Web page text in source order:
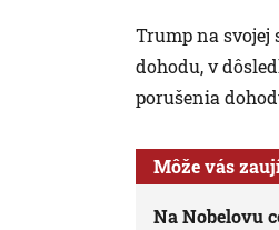
Trump na svojej
dohodu, v
porušenia
Môže vás
Na Nobelovu